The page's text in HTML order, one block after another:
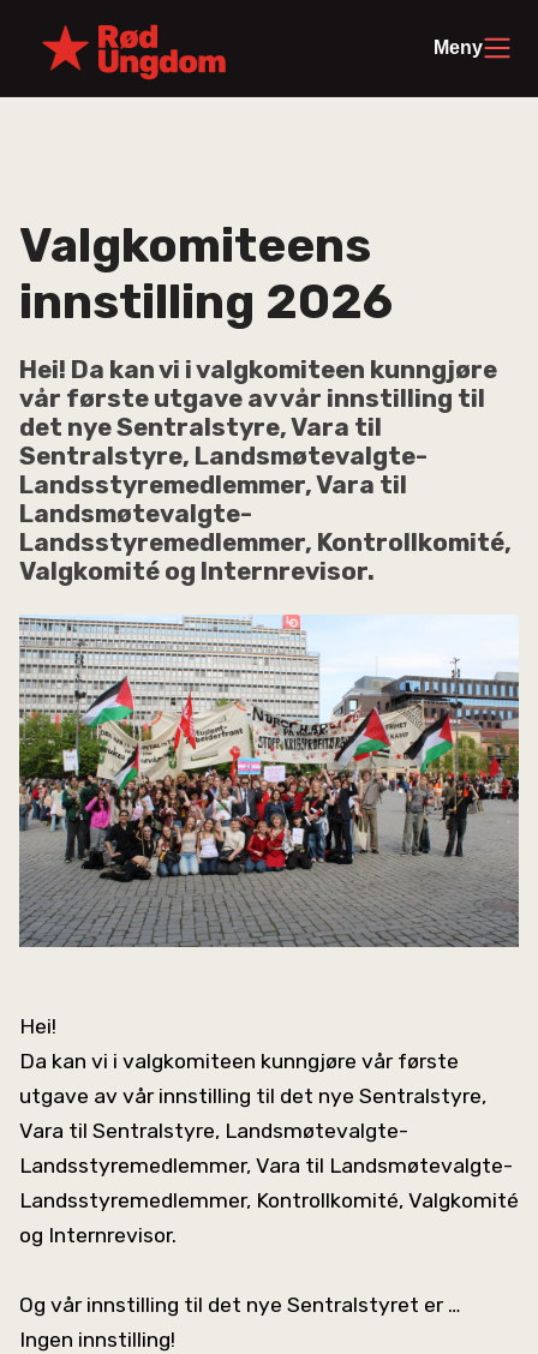
Meny
Valgkomiteens
innstilling 2026
Hei! Da kan vi i valgkomiteen kunngjøre
vår første utgave av vår innstilling til
det nye Sentralstyre, Vara til
Sentralstyre, Landsmøtevalgte-
Landsstyremedlemmer, Vara til
Landsmøtevalgte-
Landsstyremedlemmer, Kontrollkomité,
Valgkomité og Internrevisor.
Hei!
Da kan vi i valgkomiteen kunngjøre vår første
utgave av vår innstilling til det nye Sentralstyre,
Vara til Sentralstyre, Landsmøtevalgte-
Landsstyremedlemmer, Vara til Landsmøtevalgte-
Landsstyremedlemmer, Kontrollkomité, Valgkomité
og Internrevisor.
Og vår innstilling til det nye Sentralstyret er …
Ingen innstilling!